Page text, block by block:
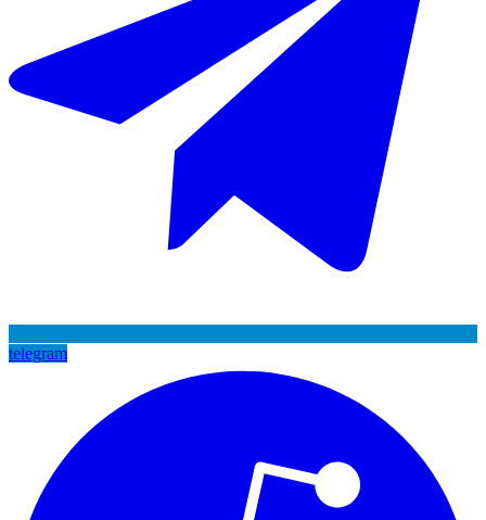
telegram